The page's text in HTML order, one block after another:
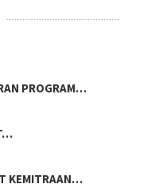
PROGRAM…
KEMITRAAN…